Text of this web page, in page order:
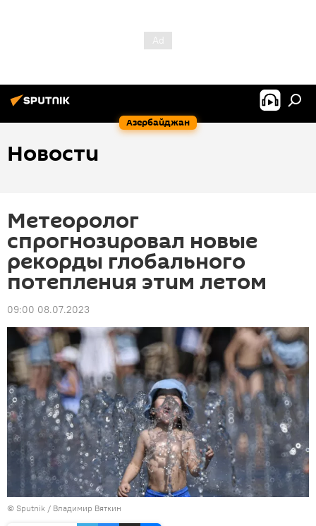
Азербайджан
Новости
Метеоролог
спрогнозировал новые
рекорды глобального
потепления этим летом
09:00 08.07.2023
© Sputnik / Владимир Вяткин